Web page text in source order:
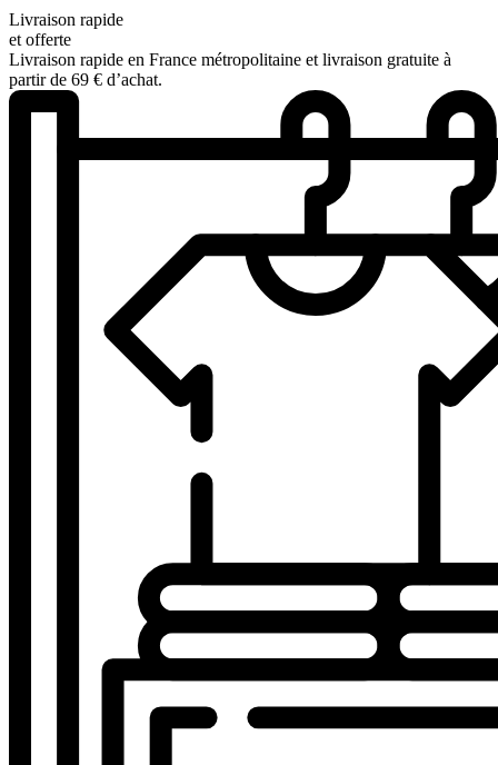
Livraison rapide
et offerte
Livraison rapide en France métropolitaine et livraison gratuite à
partir de 69 € d’achat.